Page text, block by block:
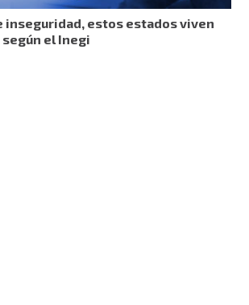
inseguridad, estos estados viven
según el Inegi